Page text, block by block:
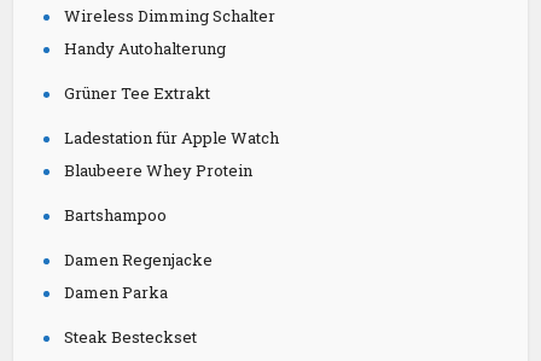
Wireless Dimming Schalter
Handy Autohalterung
Grüner Tee Extrakt
Ladestation für Apple Watch
Blaubeere Whey Protein
Bartshampoo
Damen Regenjacke
Damen Parka
Steak Besteckset